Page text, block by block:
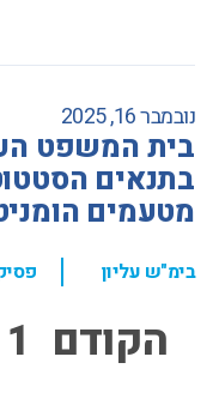
נובמבר 16, 2025
בית המשפט
בתנאים
מטעמים
בימ"ש עליון ,
הקודם 1